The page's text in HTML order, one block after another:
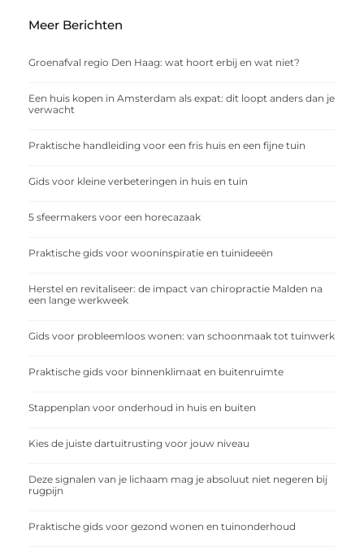
Meer Berichten
Groenafval regio Den Haag: wat hoort erbij en wat niet?
Een huis kopen in Amsterdam als expat: dit loopt anders dan je
verwacht
Praktische handleiding voor een fris huis en een fijne tuin
Gids voor kleine verbeteringen in huis en tuin
5 sfeermakers voor een horecazaak
Praktische gids voor wooninspiratie en tuinideeën
Herstel en revitaliseer: de impact van chiropractie Malden na
een lange werkweek
Gids voor probleemloos wonen: van schoonmaak tot tuinwerk
Praktische gids voor binnenklimaat en buitenruimte
Stappenplan voor onderhoud in huis en buiten
Kies de juiste dartuitrusting voor jouw niveau
Deze signalen van je lichaam mag je absoluut niet negeren bij
rugpijn
Praktische gids voor gezond wonen en tuinonderhoud